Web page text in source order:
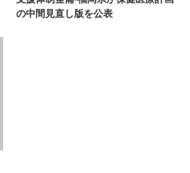
の中間見直し版を公表